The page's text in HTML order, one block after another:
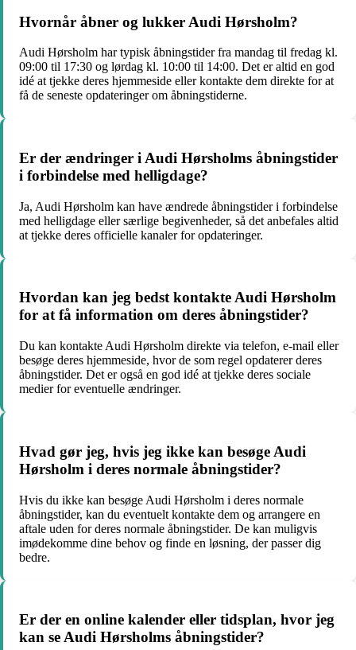
Hvornår åbner og lukker Audi Hørsholm?
Audi Hørsholm har typisk åbningstider fra mandag til fredag kl.
09:00 til 17:30 og lørdag kl. 10:00 til 14:00. Det er altid en god
idé at tjekke deres hjemmeside eller kontakte dem direkte for at
få de seneste opdateringer om åbningstiderne.
Er der ændringer i Audi Hørsholms åbningstider
i forbindelse med helligdage?
Ja, Audi Hørsholm kan have ændrede åbningstider i forbindelse
med helligdage eller særlige begivenheder, så det anbefales altid
at tjekke deres officielle kanaler for opdateringer.
Hvordan kan jeg bedst kontakte Audi Hørsholm
for at få information om deres åbningstider?
Du kan kontakte Audi Hørsholm direkte via telefon, e-mail eller
besøge deres hjemmeside, hvor de som regel opdaterer deres
åbningstider. Det er også en god idé at tjekke deres sociale
medier for eventuelle ændringer.
Hvad gør jeg, hvis jeg ikke kan besøge Audi
Hørsholm i deres normale åbningstider?
Hvis du ikke kan besøge Audi Hørsholm i deres normale
åbningstider, kan du eventuelt kontakte dem og arrangere en
aftale uden for deres normale åbningstider. De kan muligvis
imødekomme dine behov og finde en løsning, der passer dig
bedre.
Er der en online kalender eller tidsplan, hvor jeg
kan se Audi Hørsholms åbningstider?